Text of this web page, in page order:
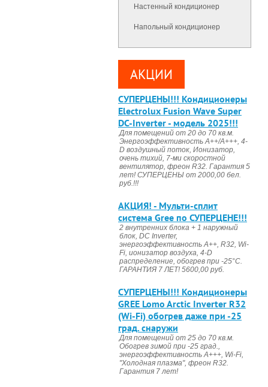
Настенный кондиционер
Напольный кондиционер
АКЦИИ
CУПЕРЦЕНЫ!!! Кондиционеры
Electrolux Fusion Wave Super
DC-Inverter - модель 2025!!!
Для помещений от 20 до 70 кв.м.
Энергоэффективность А++/А+++, 4-
D воздушный поток, Ионизатор,
очень тихий, 7-ми скоростной
вентилятор, фреон R32. Гарантия 5
лет! СУПЕРЦЕНЫ от 2000,00 бел.
руб.!!!
АКЦИЯ! - Мульти-сплит
система Gree по СУПЕРЦЕНЕ!!!
2 внутренних блока + 1 наружный
блок, DC Invertеr,
энергоэффективность А++, R32, Wi-
Fi, ионизатор воздуха, 4-D
распределение, обогрев при -25°С.
ГАРАНТИЯ 7 ЛЕТ! 5600,00 руб.
CУПЕРЦЕНЫ!!! Кондиционеры
GREE Lomo Arctic Inverter R32
(Wi-Fi) обогрев даже при -25
град. снаружи
Для помещений от 25 до 70 кв.м.
Обогрев зимой при -25 град.,
энергоэффективность А+++, Wi-Fi,
"Холодная плазма", фреон R32.
Гарантия 7 лет!